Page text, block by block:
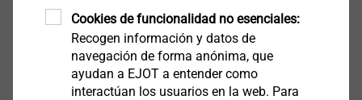
un tornillo métrico. Una alternativa a este laborioso
método es el nuevo EJOT DELTAsert® de aluminio,
que permite realizar una fijación autorroscante en
componentes termoplásticos sometidos a esfuerzos
Cookies de funcionalidad no esenciales:
Recogen información y datos de
navegación de forma anónima, que
ayudan a EJOT a entender como
interactúan los usuarios en la web. Para